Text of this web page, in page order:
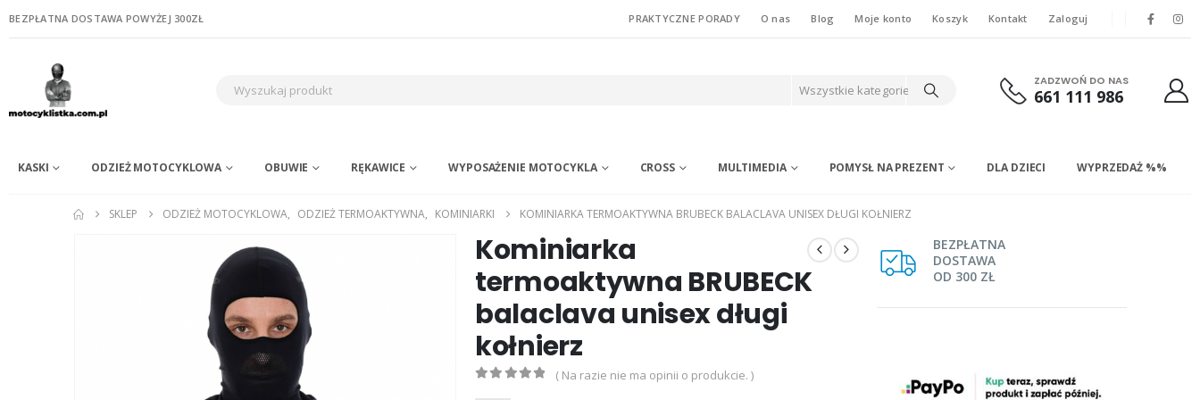
BEZPŁATNA DOSTAWA POWYŻEJ 300ZŁ PRAKTYCZNE PORADY O nas Blog Moje konto Koszyk Kontakt Zaloguj
Wszystkie kategorie
ZADZWOŃ DO NAS
661 111 986
KASKI ODZIEŻ MOTOCYKLOWA OBUWIE RĘKAWICE WYPOSAŻENIE MOTOCYKLA CROSS MULTIMEDIA POMYSŁ NA PREZENT DLA DZIECI WYPRZEDAŻ %%
SKLEP ODZIEŻ MOTOCYKLOWA, ODZIEŻ TERMOAKTYWNA, KOMINIARKI KOMINIARKA TERMOAKTYWNA BRUBECK BALACLAVA UNISEX DŁUGI KOŁNIERZ
Kominiarka
termoaktywna BRUBECK
balaclava unisex długi
kołnierz
( Na razie nie ma opinii o produkcie. )
BEZPŁATNA
DOSTAWA
OD 300 ZŁ